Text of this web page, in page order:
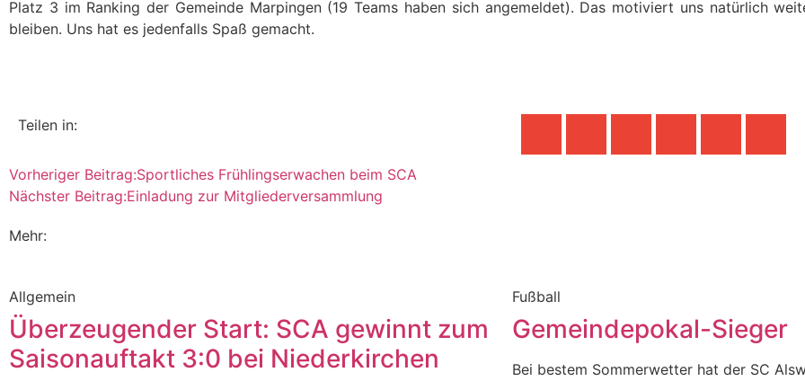
Platz 3 im Ranking der Gemeinde Marpingen (19 Teams haben sich angemeldet). Das motiviert uns natürlich
bleiben. Uns hat es jedenfalls Spaß gemacht.
Teilen in:
Vorheriger Beitrag:Sportliches Frühlingserwachen beim SCA
Nächster Beitrag:Einladung zur Mitgliederversammlung
Mehr:
Allgemein
Überzeugender Start: SCA gewinnt zum
Saisonauftakt 3:0 bei Niederkirchen
Fußball
Gemeindepokal-Sieger
Bei bestem Sommerwetter hat der SC